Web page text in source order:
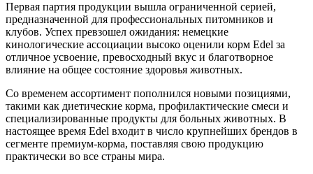
Первая партия продукции вышла ограниченной серией,
предназначенной для профессиональных питомников и
клубов. Успех превзошел ожидания: немецкие
кинологические ассоциации высоко оценили корм Edel за
отличное усвоение, превосходный вкус и благотворное
влияние на общее состояние здоровья животных.
Со временем ассортимент пополнился новыми позициями,
такими как диетические корма, профилактические смеси и
специализированные продукты для больных животных. B
настоящее время Edel входит в число крупнейших брендов в
сегменте премиум-корма, поставляя свою продукцию
практически во все страны мира.